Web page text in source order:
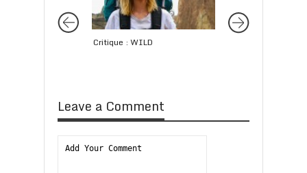
Critique : WILD
Leave a Comment